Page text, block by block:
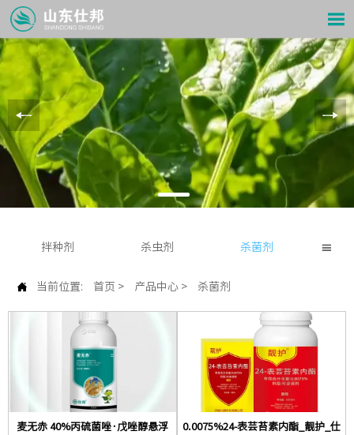

拌种剂 杀虫剂 杀菌剂 
 当前位置: 首页 > 产品中心 > 杀菌剂
麦无赤 40%丙硫菌唑·戊唑醇悬浮
0.0075%24-表芸苔素内酯_靓护_仕